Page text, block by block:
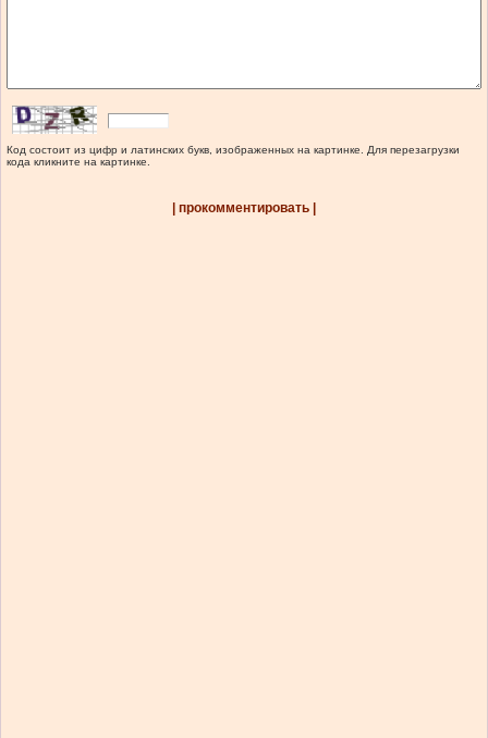
Код состоит из цифр и латинских букв, изображенных на картинке. Для перезагрузки
кода кликните на картинке.
| прокомментировать |